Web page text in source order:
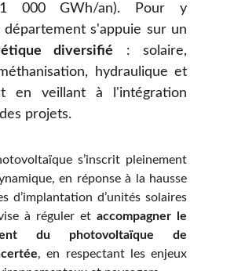
000 GWh/an). Pour y
département s'appuie sur un
diversifié : solaire,
hydraulique et
en veillant à l'intégration
projets.
s’inscrit pleinement
en réponse à la hausse
d’implantation d’unités solaires
à réguler et accompagner le
du photovoltaïque de
, en respectant les enjeux